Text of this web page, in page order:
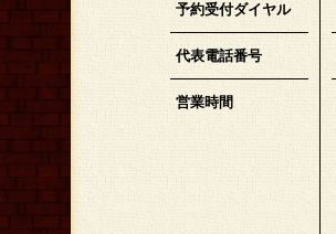
予約受付ダイヤル
代表電話番号
営業時間